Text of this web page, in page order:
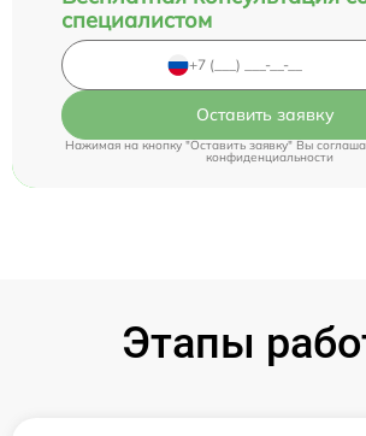
специалистом
Оставить заявку
Нажимая на кнопку "Оставить заявку" Вы
конфиденциальности
Этапы